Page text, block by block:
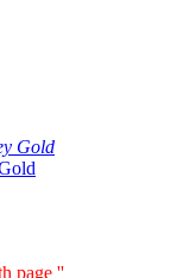
page ''